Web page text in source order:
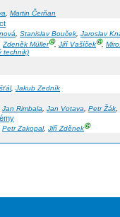
, Martin Čerňan
, Stanislav Bouček, Jaroslav
Zdeněk MüllerⒼ, Jiří VašíčekⒼ,
technik)
, Jakub Zedník
Jan Rimbala, Jan Votava, Petr Žák,
Petr Zakopal, Jiří ZděnekⒼ